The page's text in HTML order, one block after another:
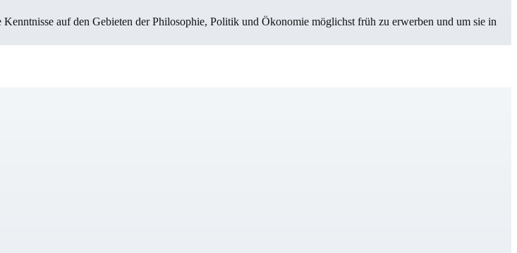
auf den Gebieten der Philosophie, Politik und Öko­no­mie möglichst früh zu erwerben und um sie in